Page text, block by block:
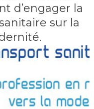
d’engager la
sur la